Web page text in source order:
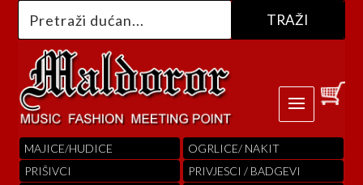
MAJICE/HUDICE
PRIŠIVCI
OGRLICE/ NAKIT
PRIVJESCI / BADGEVI